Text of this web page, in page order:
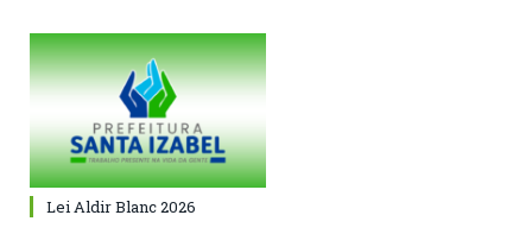
Lei Aldir Blanc 2026